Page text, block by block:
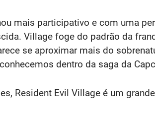
mais participativo e com uma
Village foge do padrão da
se aproximar mais do
dentro da saga da
Resident Evil Village é um